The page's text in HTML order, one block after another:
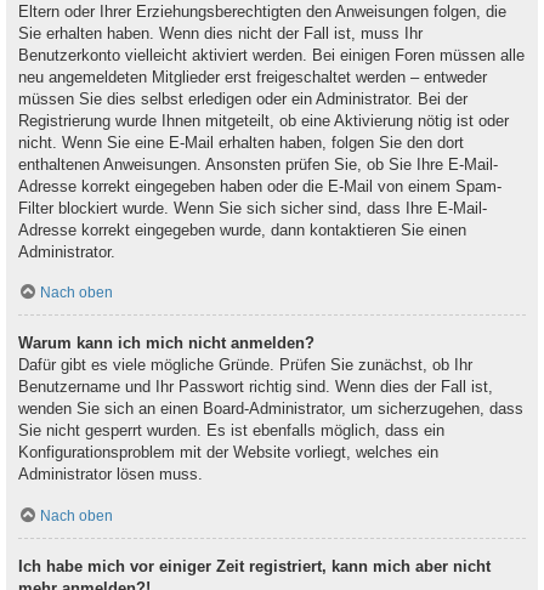
Eltern oder Ihrer Erziehungsberechtigten den Anweisungen folgen, die
Sie erhalten haben. Wenn dies nicht der Fall ist, muss Ihr
Benutzerkonto vielleicht aktiviert werden. Bei einigen Foren müssen alle
neu angemeldeten Mitglieder erst freigeschaltet werden – entweder
müssen Sie dies selbst erledigen oder ein Administrator. Bei der
Registrierung wurde Ihnen mitgeteilt, ob eine Aktivierung nötig ist oder
nicht. Wenn Sie eine E-Mail erhalten haben, folgen Sie den dort
enthaltenen Anweisungen. Ansonsten prüfen Sie, ob Sie Ihre E-Mail-
Adresse korrekt eingegeben haben oder die E-Mail von einem Spam-
Filter blockiert wurde. Wenn Sie sich sicher sind, dass Ihre E-Mail-
Adresse korrekt eingegeben wurde, dann kontaktieren Sie einen
Administrator.
Nach oben
Warum kann ich mich nicht anmelden?
Dafür gibt es viele mögliche Gründe. Prüfen Sie zunächst, ob Ihr
Benutzername und Ihr Passwort richtig sind. Wenn dies der Fall ist,
wenden Sie sich an einen Board-Administrator, um sicherzugehen, dass
Sie nicht gesperrt wurden. Es ist ebenfalls möglich, dass ein
Konfigurationsproblem mit der Website vorliegt, welches ein
Administrator lösen muss.
Nach oben
Ich habe mich vor einiger Zeit registriert, kann mich aber nicht